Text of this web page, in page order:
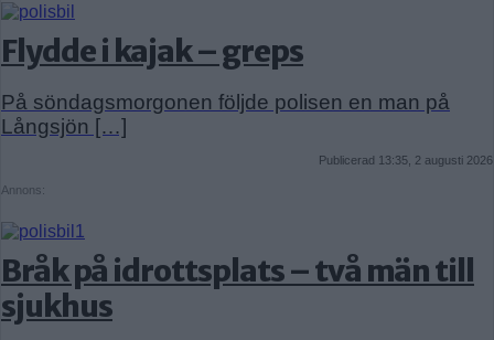
Flydde i kajak – greps
På söndagsmorgonen följde polisen en man på
Långsjön […]
Publicerad 13:35, 2 augusti 2026
Annons:
Bråk på idrottsplats – två män till
sjukhus